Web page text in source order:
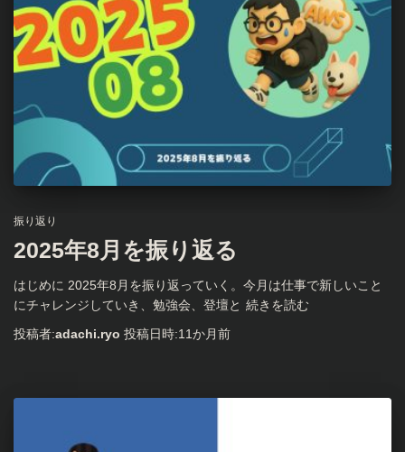
振り返り
2025年8月を振り返る
はじめに 2025年8月を振り返っていく。今月は仕事で新しいこと
にチャレンジしていき、勉強会、登壇と 続きを読む
投稿者:adachi.ryo 投稿日時:11か月前